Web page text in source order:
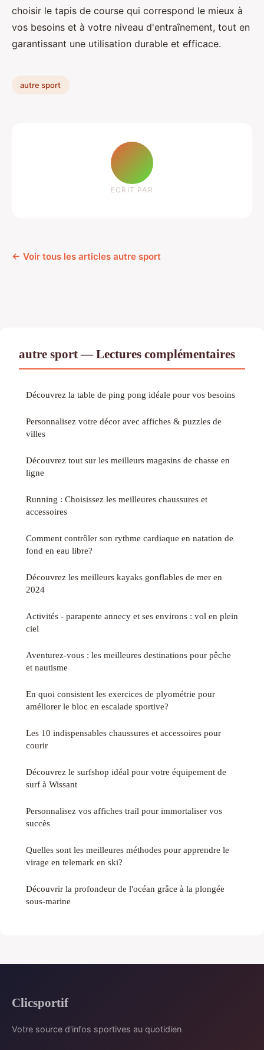
choisir le tapis de course qui correspond le mieux à
vos besoins et à votre niveau d'entraînement, tout en
garantissant une utilisation durable et efficace.
autre sport
ECRIT PAR
← Voir tous les articles autre sport
autre sport — Lectures complémentaires
Découvrez la table de ping pong idéale pour vos besoins
Personnalisez votre décor avec affiches & puzzles de
villes
Découvrez tout sur les meilleurs magasins de chasse en
ligne
Running : Choisissez les meilleures chaussures et
accessoires
Comment contrôler son rythme cardiaque en natation de
fond en eau libre?
Découvrez les meilleurs kayaks gonflables de mer en
2024
Activités - parapente annecy et ses environs : vol en plein
ciel
Aventurez-vous : les meilleures destinations pour pêche
et nautisme
En quoi consistent les exercices de plyométrie pour
améliorer le bloc en escalade sportive?
Les 10 indispensables chaussures et accessoires pour
courir
Découvrez le surfshop idéal pour votre équipement de
surf à Wissant
Personnalisez vos affiches trail pour immortaliser vos
succès
Quelles sont les meilleures méthodes pour apprendre le
virage en telemark en ski?
Découvrir la profondeur de l'océan grâce à la plongée
sous-marine
Clicsportif
Votre source d'infos sportives au quotidien